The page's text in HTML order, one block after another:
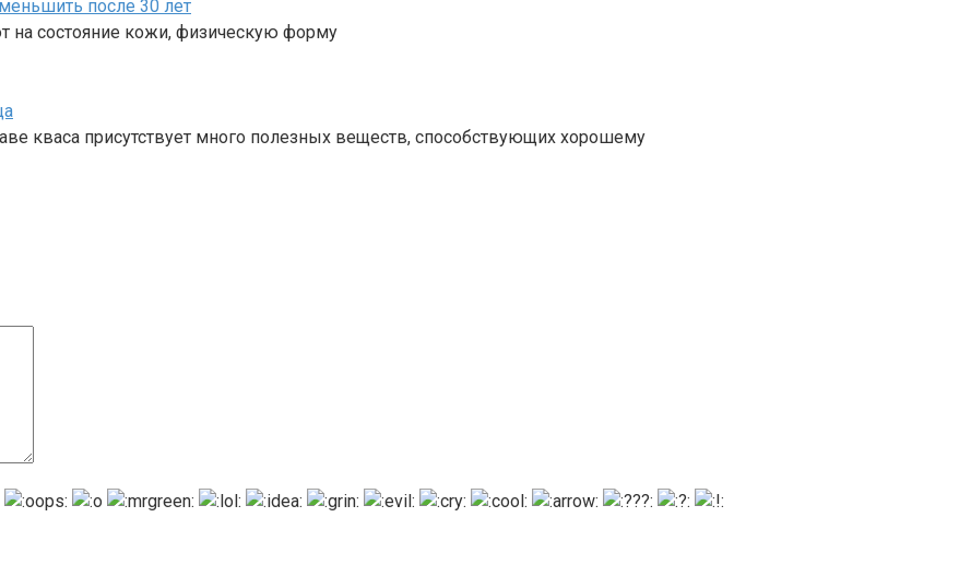
после 30 лет
на состояние кожи, физическую форму
кваса присутствует много полезных веществ, способствующих хорошему